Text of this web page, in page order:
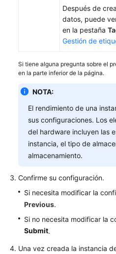
Después de
datos, puede
en la pestaña
Gestión de
Si tiene alguna pregunta sobre el
en la parte inferior de la página.
NOTA:
El rendimiento de una
sus configuraciones. Los
del hardware incluyen las
instancia, el tipo de
almacenamiento.
Confirme su configuración.
Si necesita modificar la
Previous.
Si no necesita modificar la
Submit.
Una vez creada la instancia